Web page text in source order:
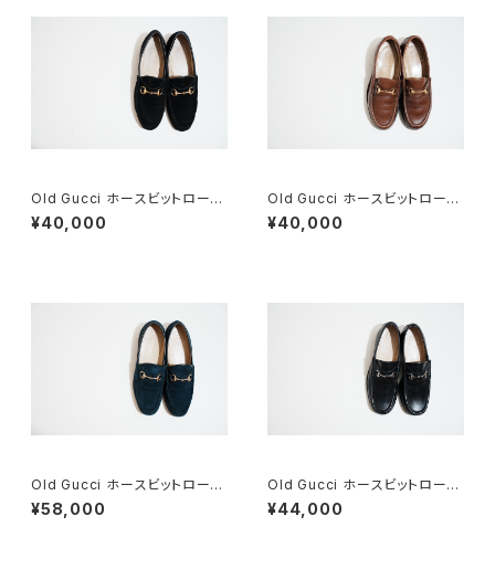
Old Gucci ホースビットローフ
ァー 4.5B スエードBK
¥40,000
Old Gucci ホースビットローフ
ァー 4.5B ラバー BR
¥40,000
Old Gucci ホースビットローフ
ァー 36C Navy Suede
¥58,000
Old Gucci ホースビットローフ
ァー 34C BK
¥44,000